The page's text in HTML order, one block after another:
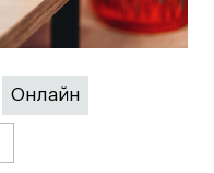
Онлайн